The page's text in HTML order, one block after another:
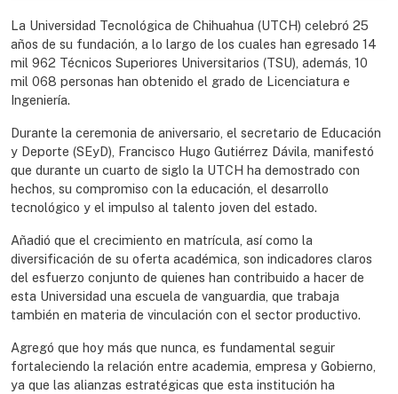
La Universidad Tecnológica de Chihuahua (UTCH) celebró 25
años de su fundación, a lo largo de los cuales han egresado 14
mil 962 Técnicos Superiores Universitarios (TSU), además, 10
mil 068 personas han obtenido el grado de Licenciatura e
Ingeniería.
Durante la ceremonia de aniversario, el secretario de Educación
y Deporte (SEyD), Francisco Hugo Gutiérrez Dávila, manifestó
que durante un cuarto de siglo la UTCH ha demostrado con
hechos, su compromiso con la educación, el desarrollo
tecnológico y el impulso al talento joven del estado.
Añadió que el crecimiento en matrícula, así como la
diversificación de su oferta académica, son indicadores claros
del esfuerzo conjunto de quienes han contribuido a hacer de
esta Universidad una escuela de vanguardia, que trabaja
también en materia de vinculación con el sector productivo.
Agregó que hoy más que nunca, es fundamental seguir
fortaleciendo la relación entre academia, empresa y Gobierno,
ya que las alianzas estratégicas que esta institución ha